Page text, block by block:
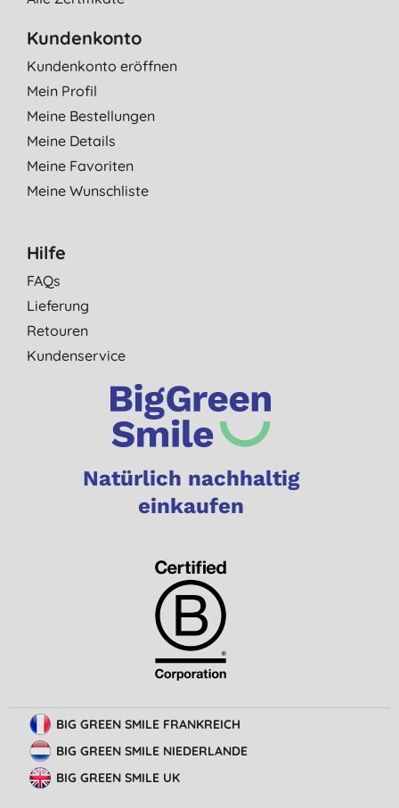
Kundenkonto
Kundenkonto eröffnen
Mein Profil
Meine Bestellungen
Meine Details
Meine Favoriten
Meine Wunschliste
Hilfe
FAQs
Lieferung
Retouren
Kundenservice
Natürlich nachhaltig
einkaufen
BIG GREEN SMILE FRANKREICH
BIG GREEN SMILE NIEDERLANDE
BIG GREEN SMILE UK